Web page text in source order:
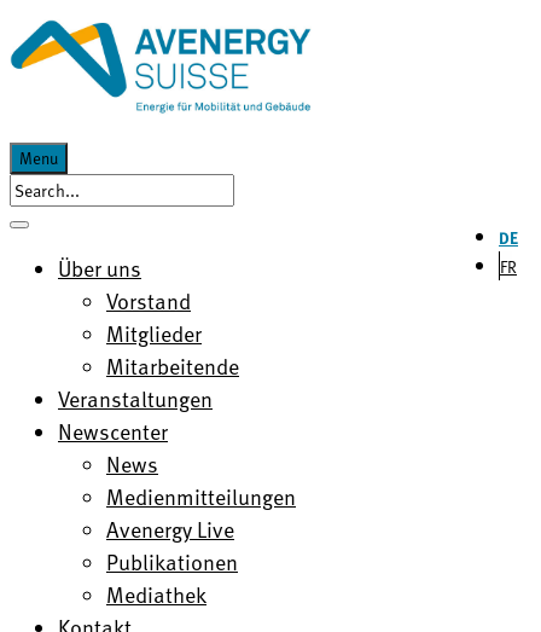
Menu
DE
FR
Über uns
Vorstand
Mitglieder
Mitarbeitende
Veranstaltungen
Newscenter
News
Medienmitteilungen
Avenergy Live
Publikationen
Mediathek